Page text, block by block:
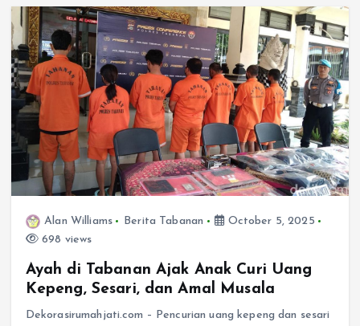
Alan Williams Berita Tabanan
October 5, 2025
698 views
Ayah di Tabanan Ajak Anak Curi Uang
Kepeng, Sesari, dan Amal Musala
Dekorasirumahjati.com – Pencurian uang kepeng dan sesari